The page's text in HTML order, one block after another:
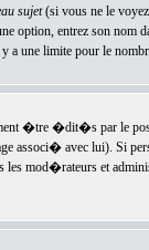
sujet(si vous ne le voyez
option, entrez son nom
a une limite pour le
�tre �dit�s par le
associ� avec lui). Si
mod�rateurs et